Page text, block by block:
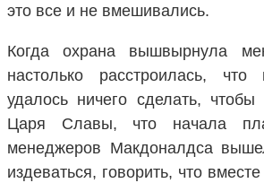
это все и не вмешивались.
Когда охрана вышвырнула
настолько расстроилась,
удалось ничего сделать,
Царя Славы, что начала
менеджеров Макдоналдса
издеваться, говорить, что